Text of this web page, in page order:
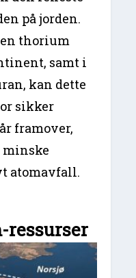
på jorden.
thorium
samt i
kan dette
sikker
framover,
minske
atomavfall.
ressurser